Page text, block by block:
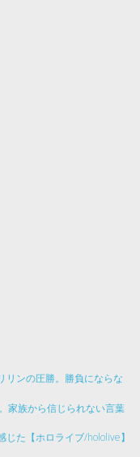
リンの圧勝。勝負にならな
家族から信じられない言葉
じた【ホロライブ/hololive】